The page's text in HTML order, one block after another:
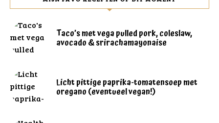
Taco’s met vega pulled pork, coleslaw,
avocado & srirachamayonaise
Licht pittige paprika-tomatensoep met
oregano (eventueel vegan!)